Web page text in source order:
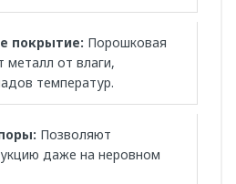
покрытие: Порошковая
от влаги,
температур.
Позволяют
даже на неровном